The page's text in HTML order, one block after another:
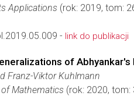
Applications (rok: 2019, tom:
- link do publikacji
of Abhyankar's
Franz-Viktor Kuhlmann
Mathematics (rok: 2020, tom: